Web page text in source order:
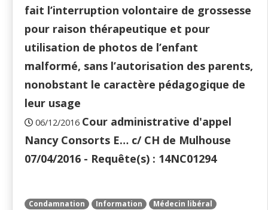
fait l’interruption volontaire de grossesse
pour raison thérapeutique et pour
utilisation de photos de l’enfant
malformé, sans l’autorisation des parents,
nonobstant le caractère pédagogique de
leur usage
06/12/2016 Cour administrative d'appel
Nancy Consorts E… c/ CH de Mulhouse
07/04/2016 - Requête(s) : 14NC01294
Condamnation Information
Médecin libéral